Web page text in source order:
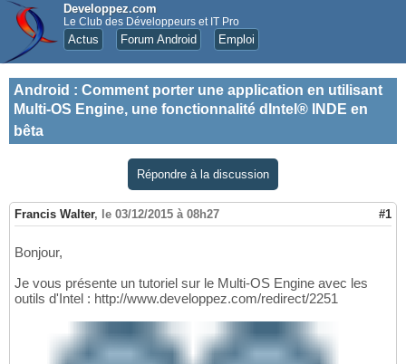
Developpez.com
Le Club des Développeurs et IT Pro
Actus Forum Android Emploi
Android : Comment porter une application en utilisant
Multi-OS Engine, une fonctionnalité dIntel® INDE en
bêta
Répondre à la discussion
Francis Walter, le 03/12/2015 à 08h27 #1
Bonjour,
Je vous présente un tutoriel sur le Multi-OS Engine avec les
outils d'Intel : http://www.developpez.com/redirect/2251